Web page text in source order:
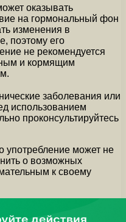
оказывать
на гормональный фон
изменения в
поэтому его
не рекомендуется
и кормящим
заболевания или
использованием
проконсультируйтесь
употребление может не
о возможных
к своему